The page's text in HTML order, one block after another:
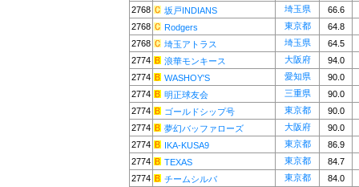
2768
坂戸INDIANS 埼玉県
66.6
2768
Rodgers 東京都
64.8
2768
埼玉アトラス 埼玉県
64.5
2774
浪華モンキース 大阪府
94.0
2774
WASHOY'S 愛知県
90.0
2774
明正球友会 三重県
90.0
2774
ゴールドシップ号 東京都
90.0
2774
夢幻バッファローズ 大阪府
90.0
2774
IKA-KUSA9 東京都
86.9
2774
TEXAS 東京都
84.7
2774
チームシルバ 東京都
84.0